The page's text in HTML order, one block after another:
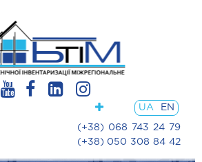
(+38) 068 743 24 79
(+38) 050 308 84 42
UA EN